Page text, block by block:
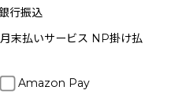
行振込
末払いサービス NP掛け払
Amazon Pay